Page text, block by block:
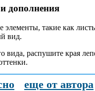
дополнения
элементы, такие как
вид.
вида, распушите края
еще от автора